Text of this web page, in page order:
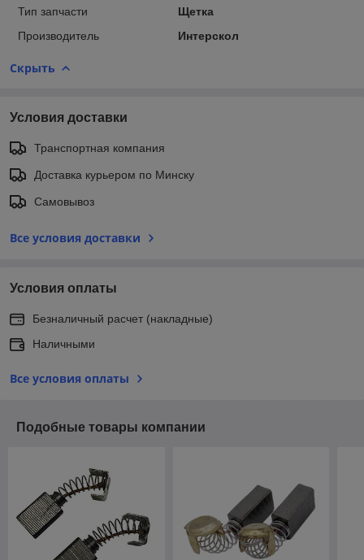
Тип запчасти
Щетка
Производитель
Интерскол
Скрыть
Условия доставки
Транспортная компания
Доставка курьером по Минску
Самовывоз
Все условия доставки
Условия оплаты
Безналичный расчет (накладные)
Наличными
Все условия оплаты
Подобные товары компании